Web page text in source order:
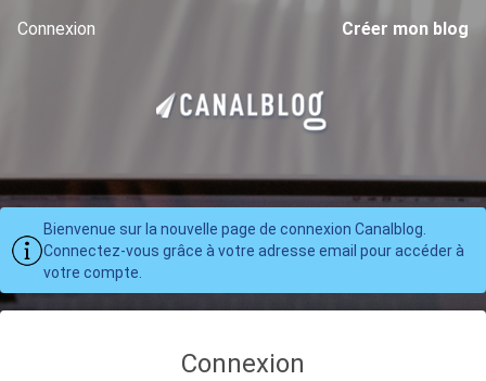
Connexion Créer mon blog
Bienvenue sur la nouvelle page de connexion Canalblog.
Connectez-vous grâce à votre adresse email pour accéder à
votre compte.
Connexion